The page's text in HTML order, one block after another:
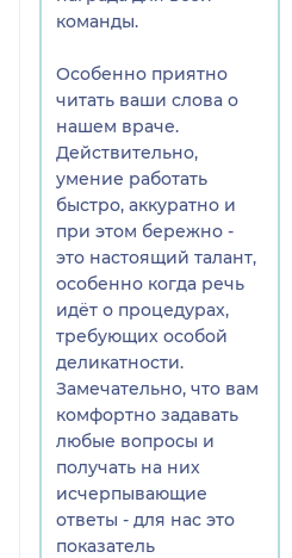
услышали и взяли за руку,
здоровья. Очень
В АРклиник царит очень
атмосфера. Здесь нет
серости, наоборот -
гостем в мире красоты.
Я очень рада, что по
именно сюда. Теперь я
за красивым лицом, и за
Обязательно вернусь на
советовать вас всем
огромное! 💕
команды.
Особенно приятно
читать ваши слова о
нашем враче.
Действительно,
умение работать
быстро, аккуратно и
при этом бережно -
это настоящий талант,
особенно когда речь
идёт о процедурах,
требующих особой
деликатности.
Замечательно, что вам
комфортно задавать
любые вопросы и
получать на них
исчерпывающие
ответы - для нас это
показатель